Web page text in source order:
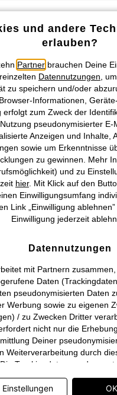
Mehr von bonprix auf
inkl. gesetzl. MwSt. und
Versandkosten
Cookie-
Vertrag widerrufen
2026 bonprix.Alle Rechte
Deutsch Français
und andere
erlauben?
Partner brauchen Deine
Datennutzungen ,
zu speichern und/oder
Informationen,
erfolgt zum Zweck der
pseudonymisierter E-
Anzeigen und Inhalte,
sowie um Erkenntnisse
zu gewinnen. Mehr
und zu
hier. Mit Klick auf den
Einwilligungsumfang
Link „Einwilligung
Einwilligung jederzeit
Datennutzungen
mit Partnern
Daten
pseudonymisierten Daten
Werbung sowie zu eigenen
/ zu Zwecken Dritter
nicht nur die
Deiner
Weiterverarbeitung durch
Trackingdaten werden erst
Daten erst dann
Banner auf bonprix.de
Einstellungen OK